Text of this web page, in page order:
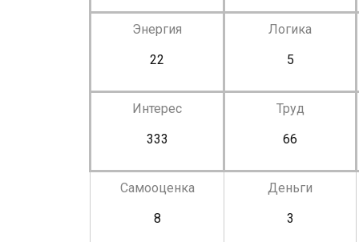
Энергия
22
Логика
5
Интерес
333
Труд
66
Самооценка
8
Деньги
3